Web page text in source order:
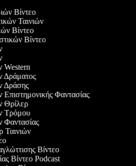
Βίντεο
Ταινιών
Βίντεο
Βίντεο
Western
Δράματος
Δράσης
Επιστημονικής Φαντασίας
Θρίλερ
Τρόμου
Φαντασίας
Ταινιών
Βίντεο
Βίντεο Podcast